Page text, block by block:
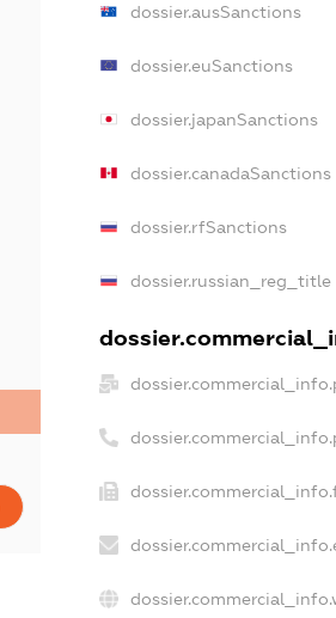
dossier.ausSanctions
dossier.euSanctions
dossier.japanSanctions
dossier.canadaSanctions
dossier.rfSanctions
dossier.russian_reg_title